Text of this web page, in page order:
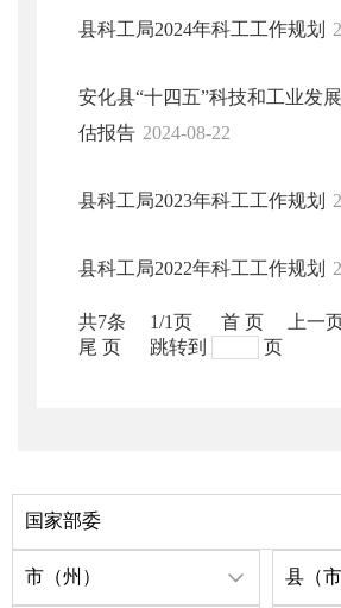
县科工局2024年科工工作规划
安化县“十四五”科技和工业发
估报告 2024-08-22
县科工局2023年科工工作规划
县科工局2022年科工工作规划
共7条 1/1页 首 页 上一
尾 页
跳转到 页
国家部委
市（州） 县（